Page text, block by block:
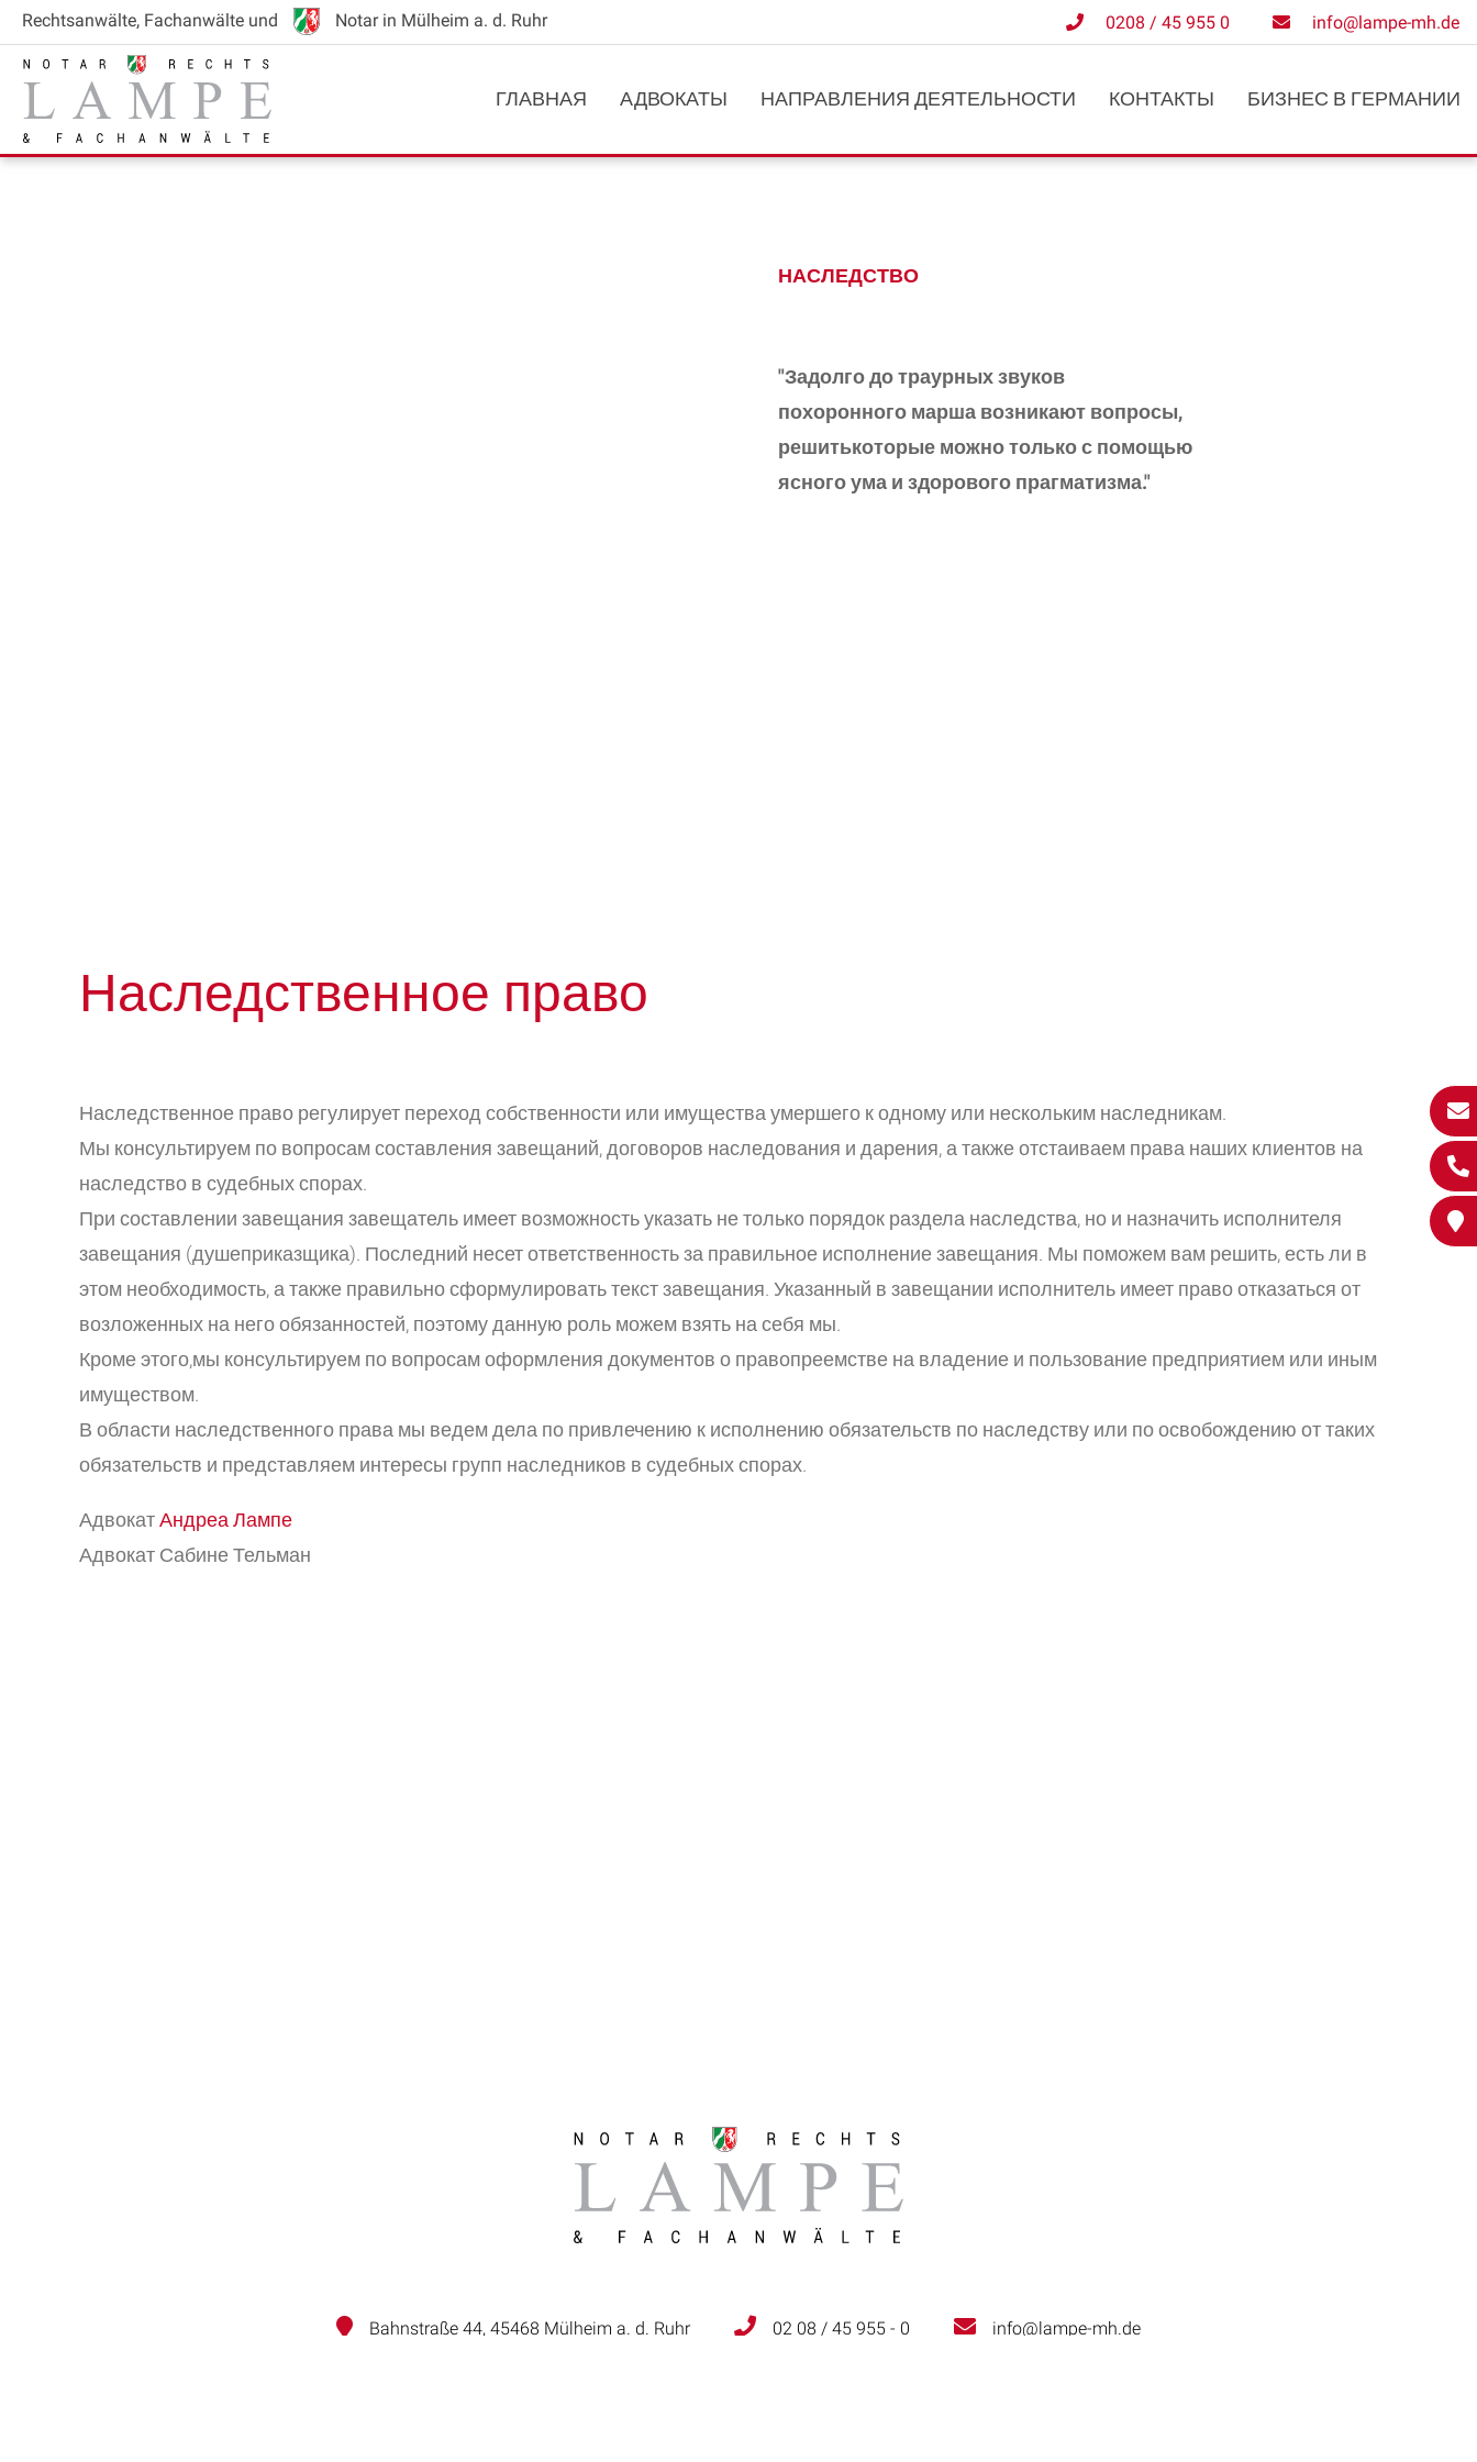
Rechtsanwälte, Fachanwälte und Notarin Mülheim a. d. Ruhr 0208 / 45 955 0 info@lampe-mh.de
ГЛАВНАЯ АДВОКАТЫ НАПРАВЛЕНИЯ ДЕЯТЕЛЬНОСТИ КОНТАКТЫ БИЗНЕС В ГЕРМАНИИ
НАСЛЕДСТВО
"Задолго до траурных звуков
похоронного марша возникают вопросы,
решитькоторые можно только с помощью
ясногоума и здорового прагматизма."
Наследственное право
Наследственное право регулирует переход собственности или имущества умершего к одному или нескольким наследникам.
Мы консультируем по вопросам составления завещаний, договоров наследования и дарения, а также отстаиваем права наших клиентов на
наследство в судебных спорах.
При составлении завещания завещатель имеет возможность указать не только порядок раздела наследства, но и назначить исполнителя
завещания (душеприказщика). Последний несет ответственность за правильное исполнение завещания. Мы поможем вам решить, есть ли в
этом необходимость, а также правильно сформулировать текст завещания. Указанный в завещании исполнитель имеет право отказаться от
возложенных на него обязанностей, поэтому данную роль можем взять на себя мы.
Кроме этого,мы консультируем по вопросам оформления документов о правопреемстве на владение и пользование предприятием или иным
имуществом.
В области наследственного права мы ведем дела по привлечению к исполнению обязательств по наследству или по освобождению от таких
обязательств и представляем интересы групп наследников в судебных спорах.
АдвокатАндреа Лампе
Адвокат Сабине Тельман
Bahnstraße 44, 45468 Mülheim a. d. Ruhr 02 08 / 45 955 - 0 info@lampe-mh.de